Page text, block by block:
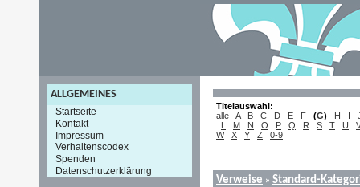
ALLGEMEINES
Startseite
Kontakt
Impressum
Verhaltenscodex
Spenden
Datenschutzerklärung
Titelauswahl:
alle
A B C D E F (G) H I
L
M N O P Q R S T U
W
X Y Z 0-9
Verweise » Standard-